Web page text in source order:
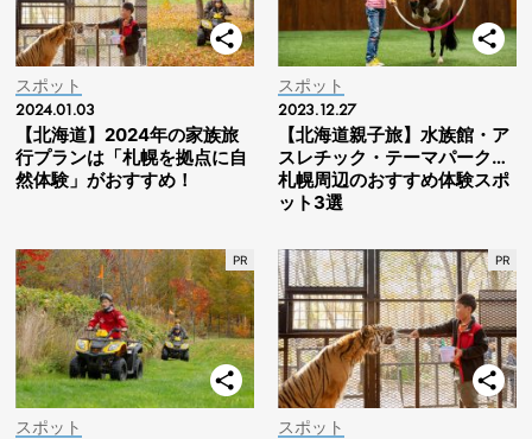
スポット
2024.01.03
【北海道】2024年の家族旅
行プランは「札幌を拠点に自
然体験」がおすすめ！
スポット
2023.12.27
【北海道親子旅】水族館・ア
スレチック・テーマパーク…
札幌周辺のおすすめ体験スポ
ット3選
スポット スポット